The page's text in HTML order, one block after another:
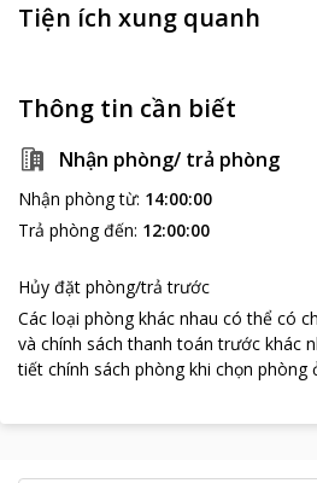
Tiện ích xung quanh
Thông tin cần biết
Nhận phòng/ trả phòng
Nhận phòng từ: 14:00:00
Trả phòng đến: 12:00:00
Hủy đặt phòng/trả trước
Các loại phòng khác nhau có thể có
và chính sách thanh toán trước khác
tiết chính sách phòng khi chọn phòng